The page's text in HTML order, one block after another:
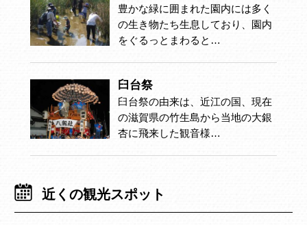
豊かな緑に囲まれた園内には多く
の生き物たち生息しており、園内
をぐるっとまわると…
臼台祭
臼台祭の由来は、近江の国、現在
の滋賀県の竹生島から当地の大銀
杏に飛来した観音様…
近くの観光スポット